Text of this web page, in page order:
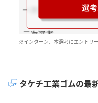
※インターン、本選考にエントリ
タケチ工業ゴムの最